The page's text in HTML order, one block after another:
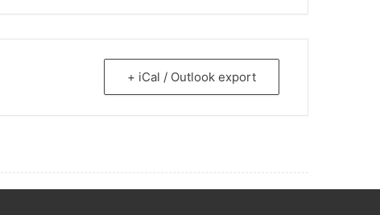
+ iCal / Outlook export